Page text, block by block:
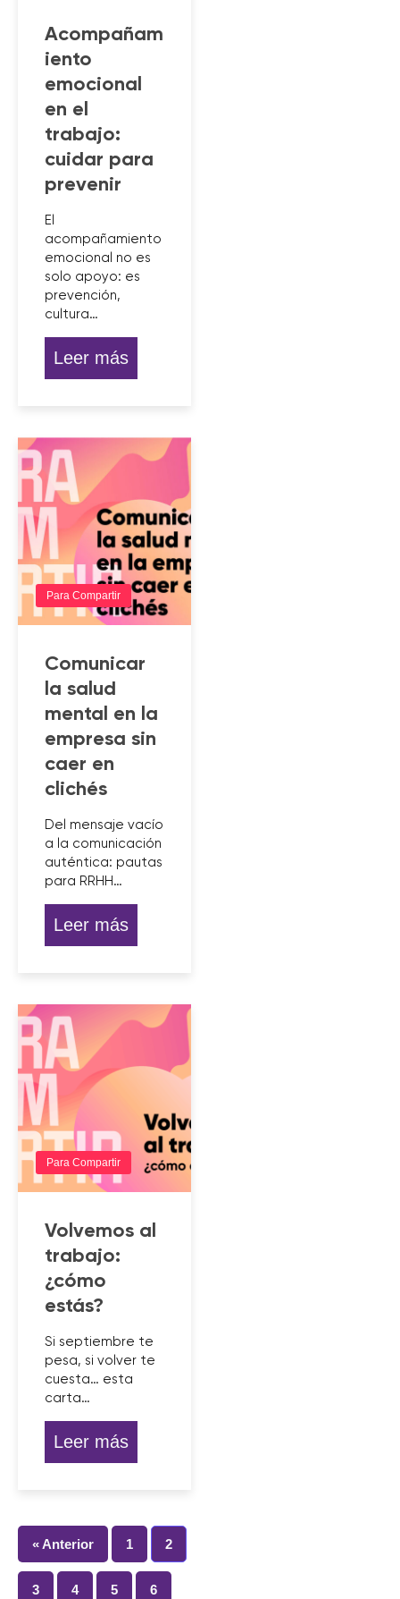
Acompañam
iento
emocional
en el
trabajo:
cuidar para
prevenir
El
acompañamiento
emocional no es
solo apoyo: es
prevención,
cultura…
Leer más
Para Compartir
Comunicar
la salud
mental en la
empresa sin
caer en
clichés
Del mensaje vacío
a la comunicación
auténtica: pautas
para RRHH…
Leer más
Para Compartir
Volvemos al
trabajo:
¿cómo
estás?
Si septiembre te
pesa, si volver te
cuesta… esta
carta…
Leer más
« Anterior 1 2
3 4 5 6